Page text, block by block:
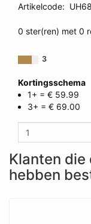
Artikelcode:
0 ster(ren) met 0
3
Kortingsschema
1+ = € 59.99
3+ = € 69.00
Klanten
hebben